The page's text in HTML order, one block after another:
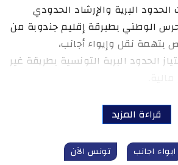
البرية والإرشاد الحدودي
الوطني بطبرقة إقليم جندوبة من
بتهمة نقل وإيواء أجانب،
الحدود البرية التونسية بطريقة غير
قراءة المزيد
ايواء اجانب
تونس الآن